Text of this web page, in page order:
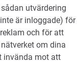
utvärdering
är inloggade) för
och för att
om dina
invända mot att